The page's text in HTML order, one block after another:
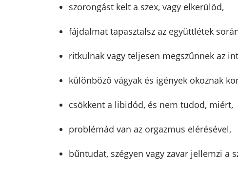
szorongást kelt a szex, vagy elkerülöd,
fájdalmat tapasztalsz az együttlétek
ritkulnak vagy teljesen megszűnnek az
különböző vágyak és igények okoznak
csökkent a libidód, és nem tudod, miért,
problémád van az orgazmus elérésével,
bűntudat, szégyen vagy zavar jellemzi a